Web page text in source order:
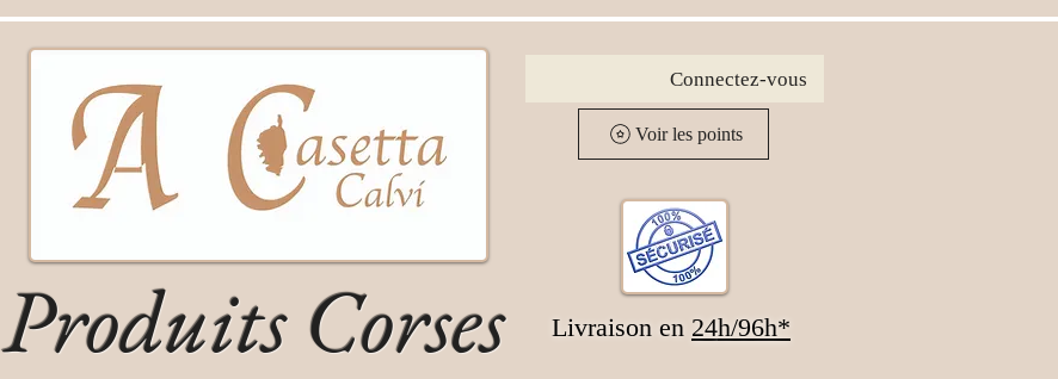
Produits Corses
Connectez-vous
Voir les points
Livraison en 24h/96h*